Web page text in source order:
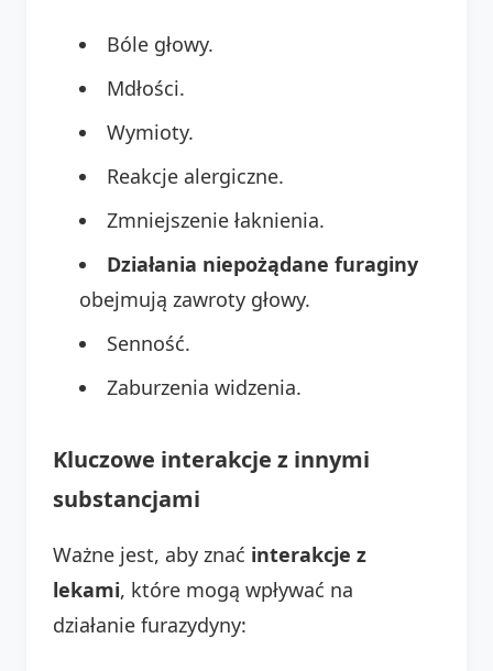
Bóle głowy.
Mdłości.
Wymioty.
Reakcje alergiczne.
Zmniejszenie łaknienia.
Działania niepożądane furaginy
obejmują zawroty głowy.
Senność.
Zaburzenia widzenia.
Kluczowe interakcje z innymi
substancjami
Ważne jest, aby znać interakcje z
lekami, które mogą wpływać na
działanie furazydyny: